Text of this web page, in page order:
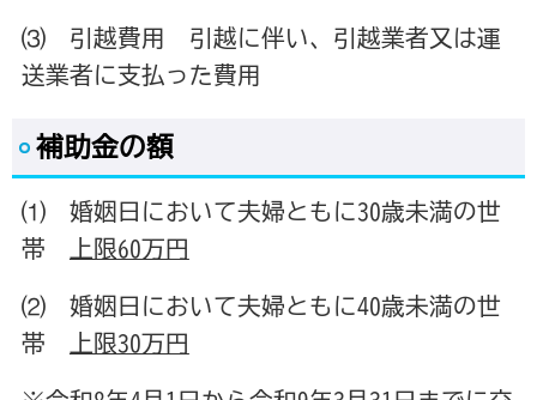
⑶ 引越費用 引越に伴い、引越業者又は運
送業者に支払った費用
補助金の額
⑴ 婚姻日において夫婦ともに30歳未満の世
帯
上限60万円
⑵ 婚姻日において夫婦ともに40歳未満の世
帯
上限30万円